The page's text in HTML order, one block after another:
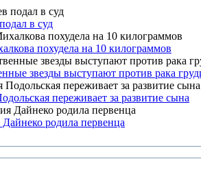
в суд
похудела на 10 килограммов
звезды выступают против рака
переживает за развитие сына
родила первенца